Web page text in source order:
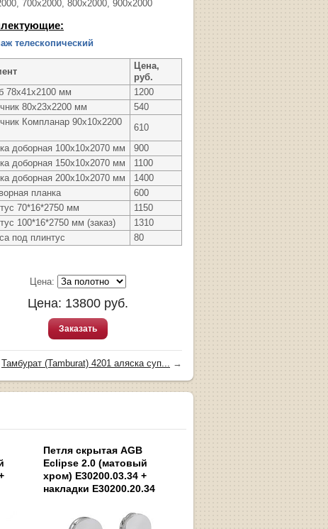
700х2000, 800х2000, 900х2000
телескопический
Цена,
руб.
78х41х2100 мм
1200
80х23х2200 мм
540
Компланар 90х10х2200
610
доборная 100х10х2070 мм
900
доборная 150х10х2070 мм
1100
доборная 200х10х2070 мм
1400
планка
600
70*16*2750 мм
1150
100*16*2750 мм (заказ)
1310
под плинтус
80
Цена:
Цена: 13800 руб.
Заказать
Тамбурат (Tamburat) 4201 аляска суп... →
Петля скрытая AGB
Eclipse 2.0 (матовый
хром) E30200.03.34 +
накладки E30200.20.34